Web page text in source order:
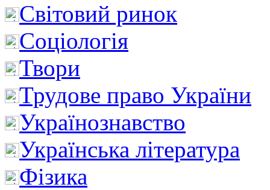
Світовий ринок
Соціологія
Твори
Трудове право України
Українознавство
Українська література
Фізика